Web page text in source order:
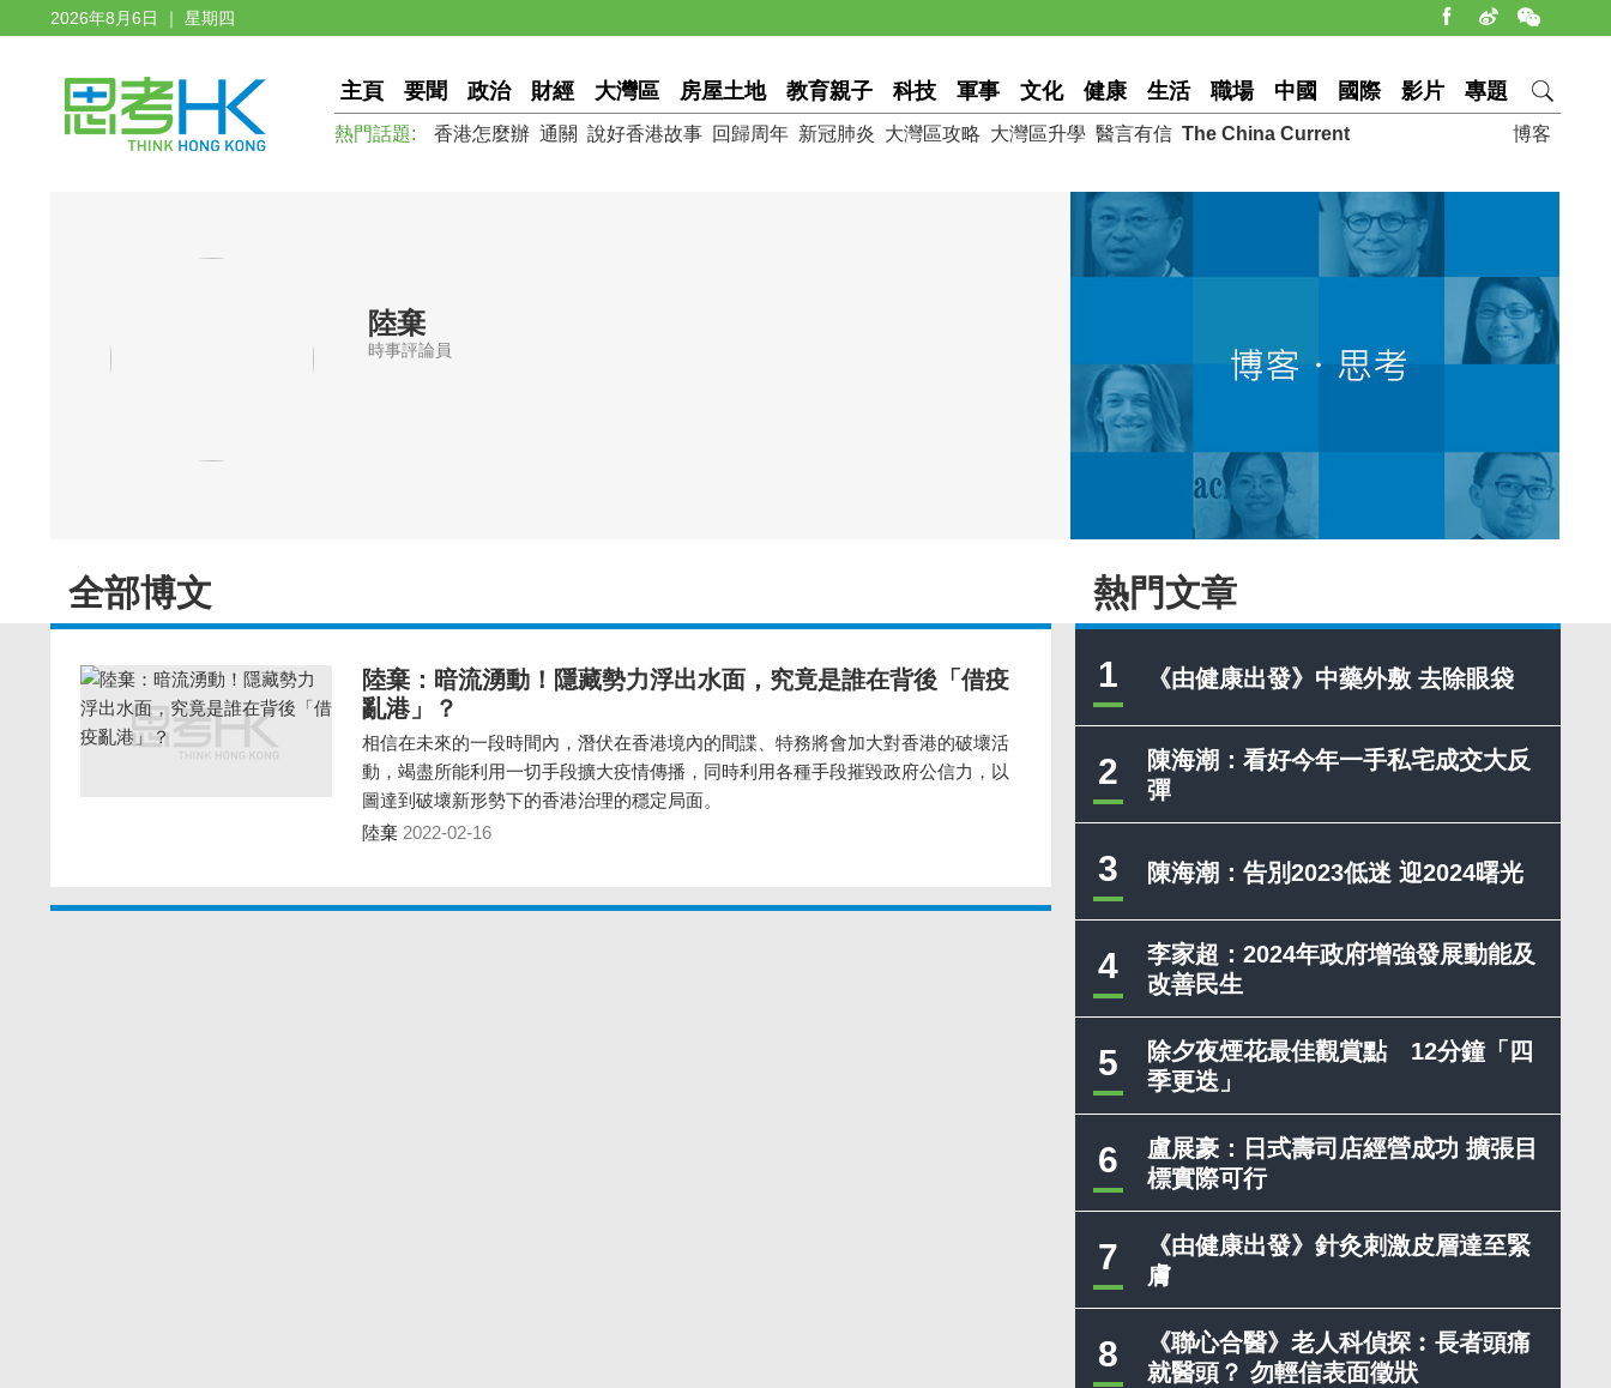
2026年8月6日 ｜ 星期四
主頁 要聞 政治 財經 大灣區 房屋土地 教育親子 科技 軍事 文化 健康 生活 職場 中國 國際 影片 專題
博客
熱門話題: 香港怎麼辦 通關 說好香港故事 回歸周年 新冠肺炎 大灣區攻略 大灣區升學 醫言有信 The China Current
陸棄
時事評論員
熱門文章
1 《由健康出發》中藥外敷 去除眼袋
2
陳海潮：看好今年一手私宅成交大反
彈
3 陳海潮：告別2023低迷 迎2024曙光
4
李家超：2024年政府增強發展動能及
改善民生
5
除夕夜煙花最佳觀賞點 12分鐘「四
季更迭」
6
盧展豪：日式壽司店經營成功 擴張目
標實際可行
7
《由健康出發》針灸刺激皮層達至緊
膚
8
《聯心合醫》老人科偵探︰長者頭痛
就醫頭？ 勿輕信表面徵狀
全部博文
陸棄：暗流湧動！隱藏勢力浮出水面，究竟是誰在背後「借疫
亂港」？
相信在未來的一段時間內，潛伏在香港境內的間諜、特務將會加大對香港的破壞活
動，竭盡所能利用一切手段擴大疫情傳播，同時利用各種手段摧毀政府公信力，以
圖達到破壞新形勢下的香港治理的穩定局面。
陸棄 2022-02-16